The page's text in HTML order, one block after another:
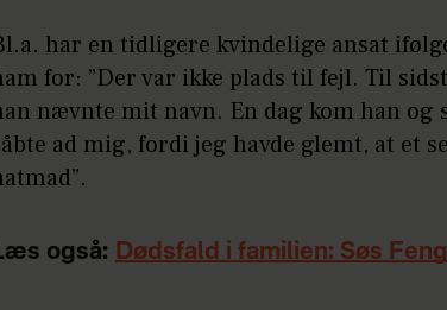
har en tidligere kvindelige ansat
for: ”Der var ikke plads til fejl. Til
nævnte mit navn. En dag kom han og
ad mig, fordi jeg havde glemt, at et
også: Dødsfald i familien: Søs